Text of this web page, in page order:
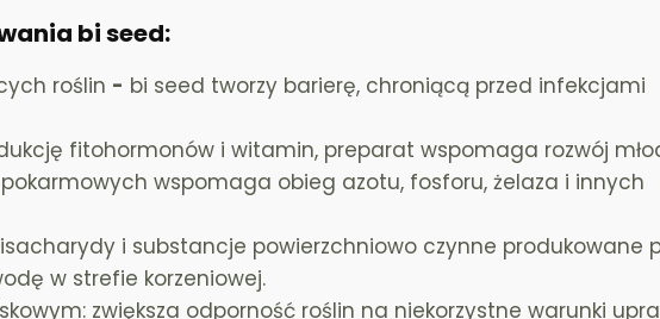
bi seed:
roślin - bi seed tworzy barierę, chroniącą przed infekcjami
fitohormonów i witamin, preparat wspomaga rozwój
wspomaga obieg azotu, fosforu, żelaza i innych
i substancje powierzchniowo czynne produkowane
w strefie korzeniowej.
zwiększa odporność roślin na niekorzystne warunki